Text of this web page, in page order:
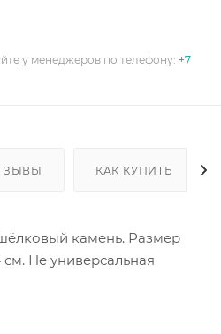
у менеджеров по телефону: +7
КАК КУПИТЬ
камень. Размер
см. Не универсальная